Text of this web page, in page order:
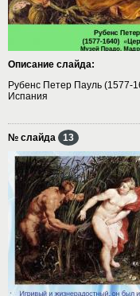
Описание слайда:
Рубенс Петер Пауль (1577-
Испания
№ слайда 13